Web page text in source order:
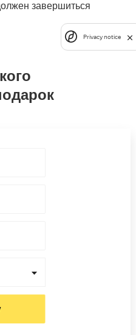
завершиться
Privacy notice